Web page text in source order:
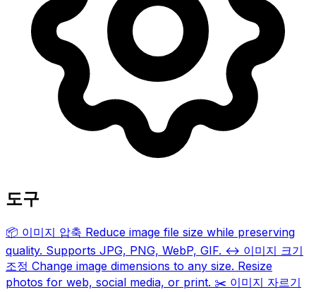
도구
📦 이미지 압축 Reduce image file size while preserving
quality. Supports JPG, PNG, WebP, GIF. ↔️ 이미지 크기
조정 Change image dimensions to any size. Resize
photos for web, social media, or print. ✂️ 이미지 자르기